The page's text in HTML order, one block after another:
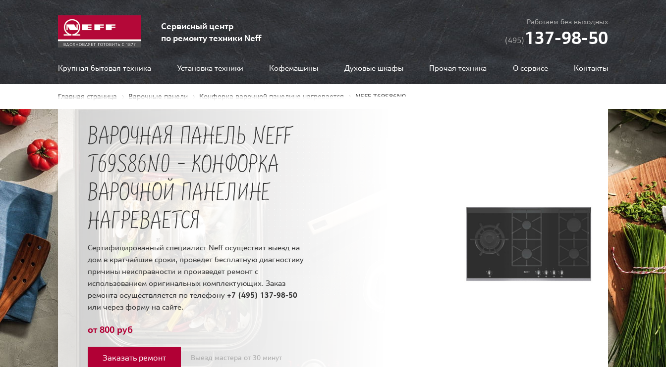
Сервисный центр
по ремонту техники Neff
Работаем без выходных
(495)137-98-50
Крупная бытовая техника Установка техники Кофемашины Духовые шкафы Прочая техника О сервисе Контакты
Главная страница Варочные панели Конфорка варочной панелине нагревается NEFF T69S86N0
ВАРОЧНАЯ ПАНЕЛЬ NEFF
T69S86N0 - КОНФОРКА
ВАРОЧНОЙ ПАНЕЛИНЕ
НАГРЕВАЕТСЯ
Сертифицированный специалист Neff осуществит выезд на
дом в кратчайшие сроки, проведет бесплатную диагностику
причины неисправности и произведет ремонт с
использованием оригинальных комплектующих. Заказ
ремонта осуществляется по телефону +7 (495) 137-98-50
или через форму на сайте.
от 800 руб
Заказать ремонт Выезд мастера от 30 минут